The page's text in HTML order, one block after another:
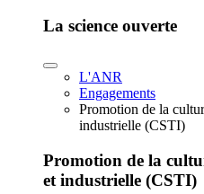
La science ouverte
L'ANR
Engagements
Promotion de la
industrielle (CSTI)
Promotion de la
et industrielle (CSTI)